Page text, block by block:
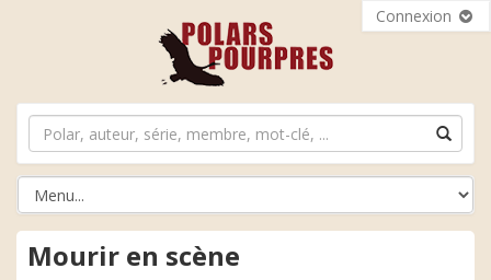
Connexion
Mourir en scène